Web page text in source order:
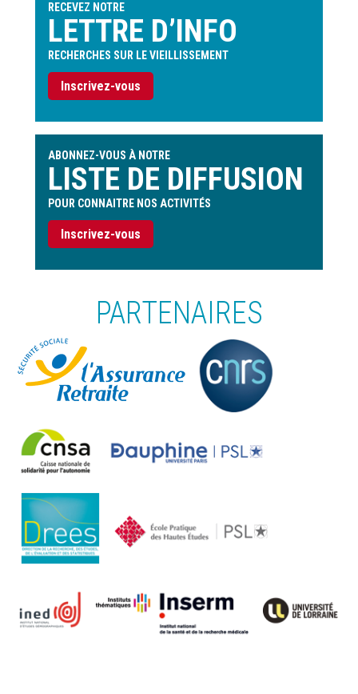
RECEVEZ NOTRE
LETTRE D’INFO
RECHERCHES SUR LE VIEILLISSEMENT
Inscrivez-vous
ABONNEZ-VOUS À NOTRE
LISTE DE DIFFUSION
POUR CONNAITRE NOS ACTIVITÉS
Inscrivez-vous
PARTENAIRES